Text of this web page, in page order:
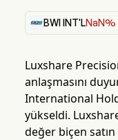
BWI INT'LNaN%
Luxshare
anlaşmasını
International
yükseldi.
değer biçen